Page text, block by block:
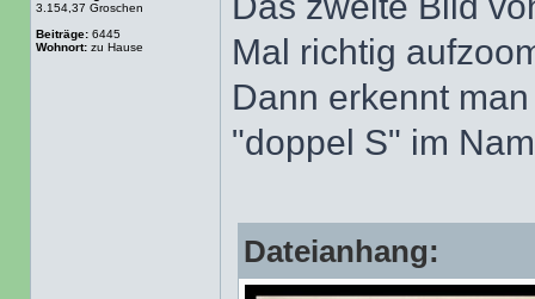
3.154,37 Groschen
Beiträge: 6445
Wohnort: zu Hause
Mal richtig
Dann erkennt
"doppel S" im
Dateianhang: